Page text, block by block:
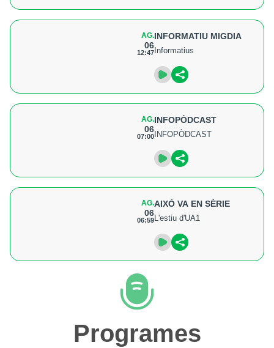
AG.
06
12:47
INFORMATIU MIGDIA
Informatius
AG.
06
07:00
INFOPÒDCAST
INFOPÒDCAST
AG.
06
06:59
AIXÒ VA EN SÈRIE
L'estiu d'UA1
Programes